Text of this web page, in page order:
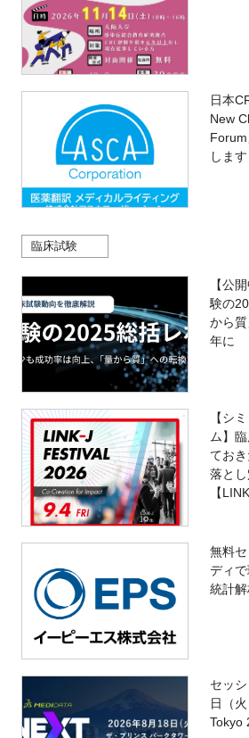
日本
New
します
臨床試験
【公
験の
から
年に
【シ
ム】
てお
落と
【
無料
ディ
統計
セッ
日（
Tokyo